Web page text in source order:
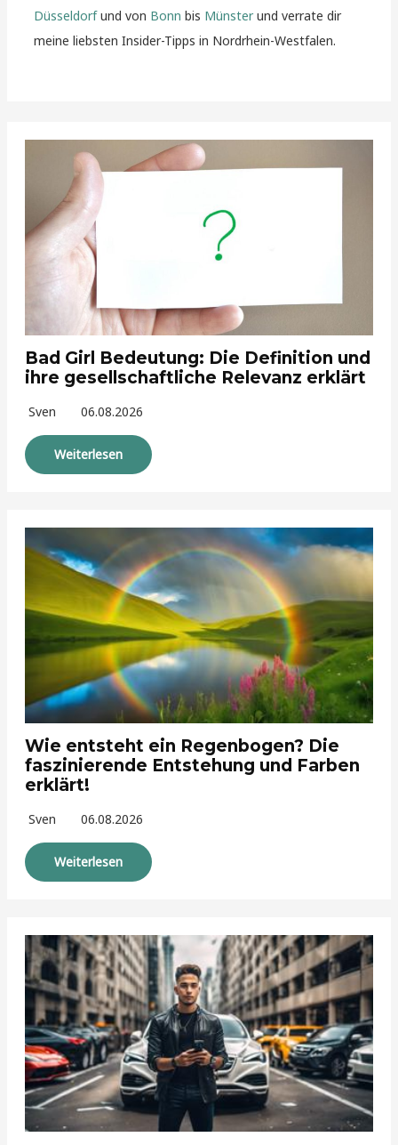
Düsseldorfund von Bonn bis Münsterund verrate dir
meine liebsten Insider-Tipps in Nordrhein-Westfalen.
Bad Girl Bedeutung: Die Definition und
ihre gesellschaftliche Relevanz erklärt
Sven 06.08.2026
Weiterlesen
Wie entsteht ein Regenbogen? Die
faszinierende Entstehung und Farben
erklärt!
Sven 06.08.2026
Weiterlesen